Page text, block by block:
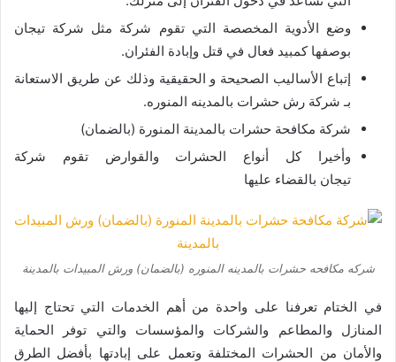
وضع الأدوية المخصصة التي تقوم شركة مثل شركة تيجان
بوصفها كمبيد فعال في قتل وإبادة الفئران.
إتباع الأساليب الصحيحة و الحقيقية وذلك عن طريق الاستعانة
بـ شركة رش حشرات بالمدينه المنوره.
شركة مكافحة حشرات بالمدينة المنورة (بالضمان)
وأخيرا كل أنواع الحشرات والقوارض تقوم شركة
تيجان بالقضاء عليها
شركه مكافحه حشرات بالمدينه المنوره (بالضمان) ورش المبيدات بالمدينة
في الختام تعرفنا على واحدة من أهم الخدمات التي تحتاج إليها
المنازل والمطاعم والشركات والمؤسسات والتي توفر الحماية
والأمان من الحشرات المختلفة وتعمل على إبادتها بأفضل الطرق